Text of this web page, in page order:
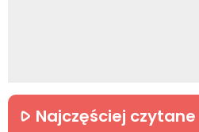
Najczęściej czytane